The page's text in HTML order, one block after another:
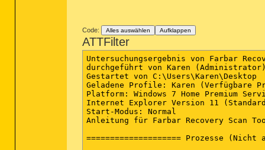
Code: Alles auswählen Aufklappen
ATTFilter
Untersuchungsergebnis von Farbar Recovery Scan Tool (FRST) (x64) Version:07-02-2016
durchgeführt von Karen (Administrator) auf KAREN-PC (10-02-2016 22:23:55)
Gestartet von C:\Users\Karen\Desktop
Geladene Profile: Karen (Verfügbare Profile: Karen)
Platform: Windows 7 Home Premium Service Pack 1 (X64) Sprache: Deutsch (Deutschland)
Internet Explorer Version 11 (Standard-Browser: Chrome)
Start-Modus: Normal
Anleitung für Farbar Recovery Scan Tool: hxxp://www.geekstogo.com/forum/topic/335081-frst-tutorial-how-to-use-farbar-recovery-scan-tool/

==================== Prozesse (Nicht auf der Ausnahmeliste) =================

(Wenn ein Eintrag in die Fixlist aufgenommen wird, wird der Prozess geschlossen. Die Datei wird nicht verschoben.)

(Microsoft Corporation) C:\Windows\System32\wlanext.exe
(Apple Inc.) C:\Program Files (x86)\Common Files\Apple\Mobile Device Support\AppleMobileDeviceService.exe
(Apple Inc.) C:\Program Files\Bonjour\mDNSResponder.exe
(Acer Incorporated) C:\Program Files\eMachines\eMachines Power Management\ePowerSvc.exe
(Garmin Ltd. or its subsidiaries) C:\Program Files (x86)\Garmin\Device Interaction Service\GarminService.exe
(Intel Corporation) C:\Windows\System32\hkcmd.exe
(Microsoft Corporation) C:\Program Files (x86)\Common Files\microsoft shared\VS7DEBUG\MDM.EXE
(NewTech Infosystems, Inc.) C:\Program Files (x86)\NewTech Infosystems\NTI Backup Now 5\SchedulerSvc.exe
(DEVGURU Co., LTD.) C:\Program Files (x86)\Samsung\USB Drivers\25_escape\conn\ss_conn_service.exe
(TeamViewer GmbH) C:\Program Files (x86)\TeamViewer\Version6\TeamViewer_Service.exe
(TomTom) C:\Program Files (x86)\TomTom HOME 2\TomTomHOMEService.exe
(Acer) C:\Program Files\eMachines\eMachines Updater\UpdaterService.exe
(Intel Corporation) C:\Program Files (x86)\Intel\Intel Matrix Storage Manager\IAANTmon.exe
(Apple Inc.) C:\Program Files\iPod\bin\iPodService.exe
(Microsoft Corporation) C:\Windows\System32\dllhost.exe
(Microsoft Corporation) C:\Windows\SysWOW64\notepad.exe
(Google Inc.) C:\Program Files (x86)\Google\Chrome\Application\chrome.exe
(Google Inc.) C:\Program Files (x86)\Google\Chrome\Application\chrome.exe
(Google Inc.) C:\Program Files (x86)\Google\Chrome\Application\chrome.exe
(Google Inc.) C:\Program Files (x86)\Google\Chrome\Application\chrome.exe
(Google Inc.) C:\Program Files (x86)\Google\Chrome\Application\chrome.exe
(Google Inc.) C:\Program Files (x86)\Google\Chrome\Application\chrome.exe
(Google Inc.) C:\Program Files (x86)\Google\Chrome\Application\chrome.exe


==================== Registry (Nicht auf der Ausnahmeliste) ===========================

(Wenn ein Eintrag in die Fixlist aufgenommen wird, wird der Registryeintrag auf den Standardwert zurückgesetzt oder entfernt. Die Datei wird nicht verschoben.)

HKLM\...\Run: [IAAnotif] => C:\Program Files (x86)\Intel\Intel Matrix Storage Manager\iaanotif.exe [186904 2009-10-13] (Intel Corporation)
HKLM\...\Run: [Acer ePower Management] => C:\Program Files\eMachines\eMachines Power Management\ePowerTray.exe [823840 2009-09-30] (Acer Incorporated)
HKLM\...\Run: [RtHDVCpl] => C:\Program Files\Realtek\Audio\HDA\RAVCpl64.exe [7982112 2009-07-28] (Realtek Semiconductor)
HKLM\...\Run: [SynTPEnh] => C:\Program Files\Synaptics\SynTP\SynTPEnh.exe [1808168 2009-06-18] (Synaptics Incorporated)
HKLM\...\Run: [AdobeAAMUpdater-1.0] => C:\Program Files (x86)\Common Files\Adobe\OOBE\PDApp\UWA\UpdaterStartupUtility.exe [500208 2010-03-06] (Adobe Systems Incorporated)
HKLM\...\Run: [SunJavaUpdateSched] => "C:\Program Files\Java\jre1.8.0_40\bin\jusched.exe"
HKLM-x32\...\Run: [LManager] => C:\Program Files (x86)\Launch Manager\LManager.exe [1157128 2009-08-18] (Dritek System Inc.)
HKLM-x32\...\Run: [SwitchBoard] => C:\Program Files (x86)\Common Files\Adobe\SwitchBoard\SwitchBoard.exe [517096 2010-02-19] (Adobe Systems Incorporated)
HKLM-x32\...\Run: [AdobeCS5ServiceManager] => C:\Program Files (x86)\Common Files\Adobe\CS5ServiceManager\CS5ServiceManager.exe [406992 2010-02-22] (Adobe Systems Incorporated)
HKLM-x32\...\Run: [APSDaemon] => C:\Program Files (x86)\Common Files\Apple\Apple Application Support\APSDaemon.exe [43848 2014-04-23] (Apple Inc.)
HKLM-x32\...\Run: [LexwareInfoService] => C:\Program Files (x86)\Common Files\Lexware\Update Manager\LxUpdateManager.exe [189808 2011-07-31] (Haufe-Lexware GmbH & Co. KG)
HKLM-x32\...\Run: [QuickTime Task] => C:\Program Files (x86)\QuickTime\QTTask.exe [421888 2014-01-17]